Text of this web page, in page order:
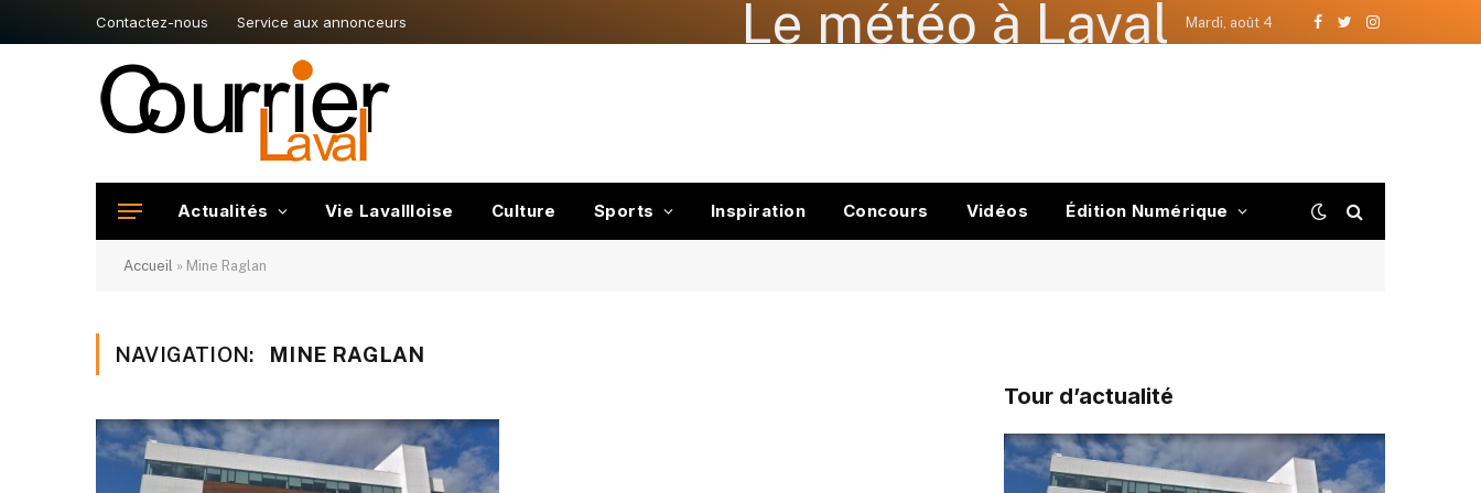
Contactez-nous Service aux annonceurs Le météo à Laval Mardi, août 4
Facebook
TwitterInstagram
Actualités Vie Lavallloise Culture Sports Inspiration Concours Vidéos Édition Numérique
Accueil » Mine Raglan
NAVIGATION: MINE RAGLAN
Tour d’actualité